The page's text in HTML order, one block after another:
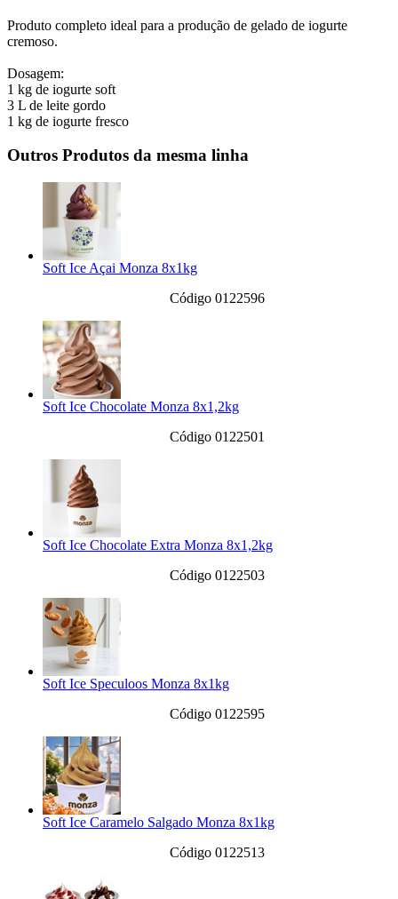
Produto completo ideal para a produção de gelado de iogurte
cremoso.
Dosagem:
1 kg de iogurte soft
3 L de leite gordo
1 kg de iogurte fresco
Outros Produtos da mesma linha
Soft Ice Açai Monza 8x1kg
Código 0122596
Soft Ice Chocolate Monza 8x1,2kg
Código 0122501
Soft Ice Chocolate Extra Monza 8x1,2kg
Código 0122503
Soft Ice Speculoos Monza 8x1kg
Código 0122595
Soft Ice Caramelo Salgado Monza 8x1kg
Código 0122513